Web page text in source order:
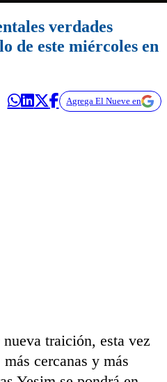
verdades
de este miércoles en
Agrega El Nueve en
traición, esta vez
cercanas y más